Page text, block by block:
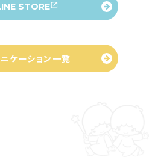
STORE
ケーション一覧